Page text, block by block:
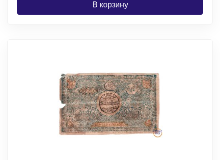
В корзину